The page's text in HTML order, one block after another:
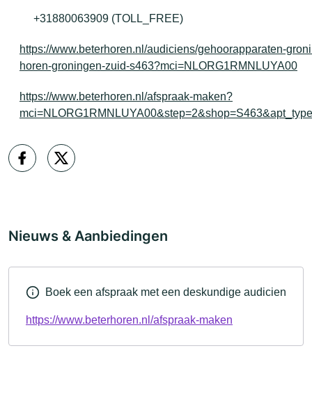
+31880063909 (TOLL_FREE)
https://www.beterhoren.nl/audiciens/gehoorapparaten-
horen-groningen-zuid-s463?mci=NLORG1RMNLUYA00
https://www.beterhoren.nl/afspraak-maken?
Nieuws & Aanbiedingen
Boek een afspraak met een deskundige audicien
https://www.beterhoren.nl/afspraak-maken